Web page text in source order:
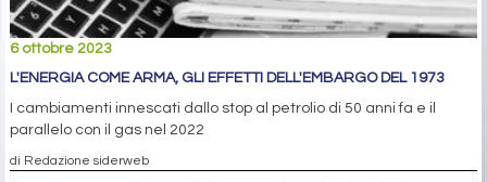
6 ottobre 2023
L'ENERGIA COME ARMA, GLI EFFETTI DELL'EMBARGO DEL 1973
I cambiamenti innescati dallo stop al petrolio di 50 anni fa e il
parallelo con il gas nel 2022
di Redazione siderweb